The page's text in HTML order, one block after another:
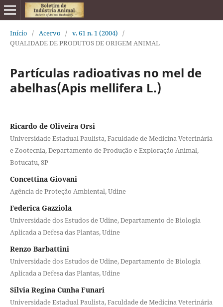
Início / Acervo / v. 61 n. 1 (2004) /
QUALIDADE DE PRODUTOS DE ORIGEM ANIMAL
Partículas radioativas no mel de
abelhas(Apis mellifera L.)
Ricardo de Oliveira Orsi
Universidade Estadual Paulista, Faculdade de Medicina Veterinária
e Zootecnia, Departamento de Produção e Exploração Animal,
Botucatu, SP
Concettina Giovani
Agência de Proteção Ambiental, Udine
Federica Gazziola
Universidade dos Estudos de Udine, Departamento de Biologia
Aplicada a Defesa das Plantas, Udine
Renzo Barbattini
Universidade dos Estudos de Udine, Departamento de Biologia
Aplicada a Defesa das Plantas, Udine
Silvia Regina Cunha Funari
Universidade Estadual Paulista, Faculdade de Medicina Veterinária